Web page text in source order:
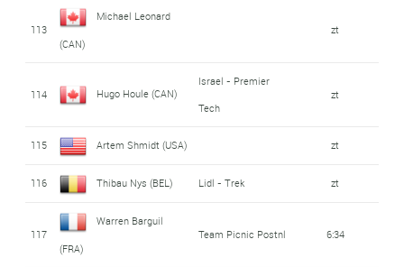
113
Michael Leonard
(CAN)
zt
114 Hugo Houle (CAN)
Israel - Premier
Tech
zt
115 Artem Shmidt (USA) zt
116 Thibau Nys (BEL) Lidl - Trek zt
117
Warren Barguil
(FRA)
Team Picnic Postnl 6:34